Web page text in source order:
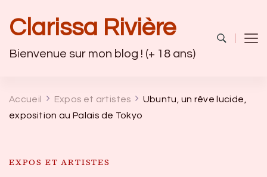
Clarissa Rivière
Bienvenue sur mon blog ! (+ 18 ans)
Accueil Expos et artistes
Ubuntu, un rêve lucide,
exposition au Palais de Tokyo
EXPOS ET ARTISTES